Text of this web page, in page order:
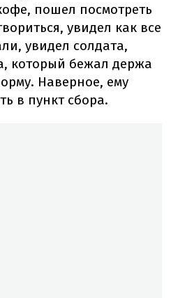
пошел посмотреть
увидел как все
увидел солдата,
который бежал держа
Наверное, ему
в пункт сбора.